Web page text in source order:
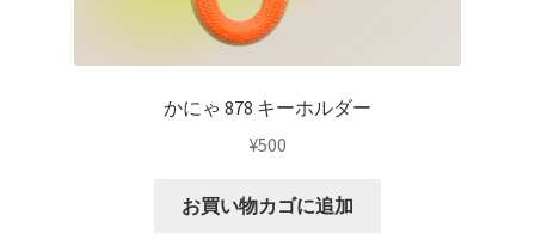
かにゃ 878 キーホルダー
¥500
お買い物カゴに追加